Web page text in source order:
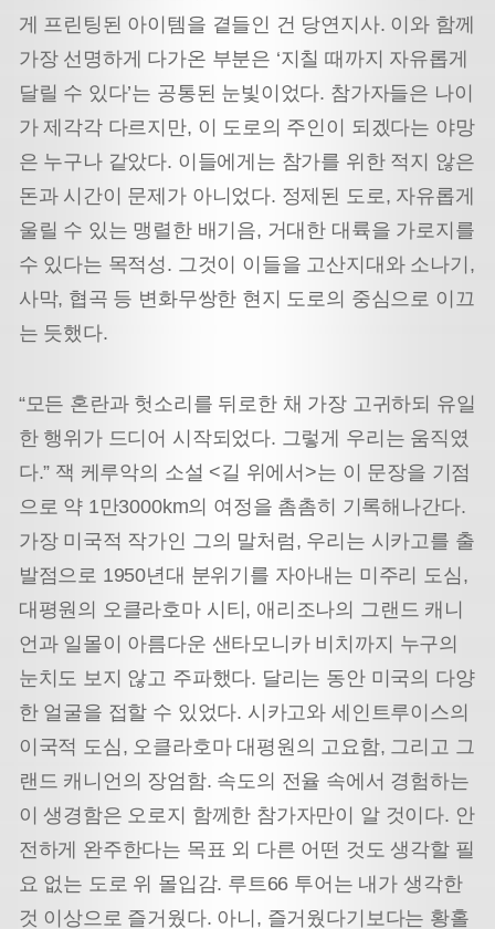
게 프린팅된 아이템을 곁들인 건 당연지사. 이와 함께
가장 선명하게 다가온 부분은 ‘지칠 때까지 자유롭게
달릴 수 있다’는 공통된 눈빛이었다. 참가자들은 나이
가 제각각 다르지만, 이 도로의 주인이 되겠다는 야망
은 누구나 같았다. 이들에게는 참가를 위한 적지 않은
돈과 시간이 문제가 아니었다. 정제된 도로, 자유롭게
울릴 수 있는 맹렬한 배기음, 거대한 대륙을 가로지를
수 있다는 목적성. 그것이 이들을 고산지대와 소나기,
사막, 협곡 등 변화무쌍한 현지 도로의 중심으로 이끄
는 듯했다.
“모든 혼란과 헛소리를 뒤로한 채 가장 고귀하되 유일
한 행위가 드디어 시작되었다. 그렇게 우리는 움직였
다.” 잭 케루악의 소설 <길 위에서>는 이 문장을 기점
으로 약 1만3000km의 여정을 촘촘히 기록해나간다.
가장 미국적 작가인 그의 말처럼, 우리는 시카고를 출
발점으로 1950년대 분위기를 자아내는 미주리 도심,
대평원의 오클라호마 시티, 애리조나의 그랜드 캐니
언과 일몰이 아름다운 샌타모니카 비치까지 누구의
눈치도 보지 않고 주파했다. 달리는 동안 미국의 다양
한 얼굴을 접할 수 있었다. 시카고와 세인트루이스의
이국적 도심, 오클라호마 대평원의 고요함, 그리고 그
랜드 캐니언의 장엄함. 속도의 전율 속에서 경험하는
이 생경함은 오로지 함께한 참가자만이 알 것이다. 안
전하게 완주한다는 목표 외 다른 어떤 것도 생각할 필
요 없는 도로 위 몰입감. 루트66 투어는 내가 생각한
것 이상으로 즐거웠다. 아니, 즐거웠다기보다는 황홀